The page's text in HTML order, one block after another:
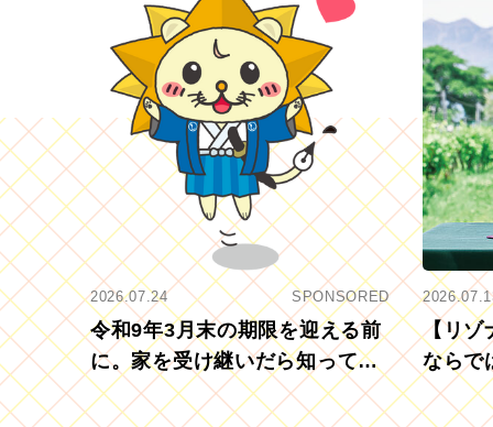
2026.07.24 SPONSORED
令和9年3月末の期限を迎える前
に。家を受け継いだら知ってお
きたい「相続登記の義務化」
【リゾ
ならで
むブ